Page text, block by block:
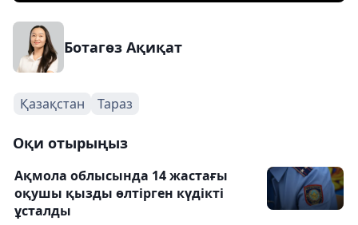
Ботагөз Ақиқат
Қазақстан Тараз
Оқи отырыңыз
Ақмола облысында 14 жастағы
оқушы қызды өлтірген күдікті
ұсталды